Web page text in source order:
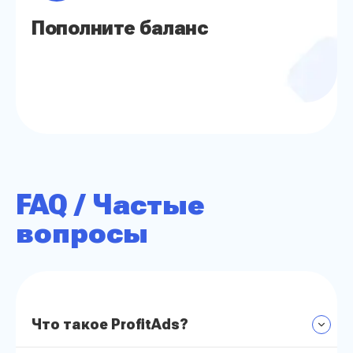
Пополните баланс
FAQ / Частые
вопросы
Что такое ProfitAds?